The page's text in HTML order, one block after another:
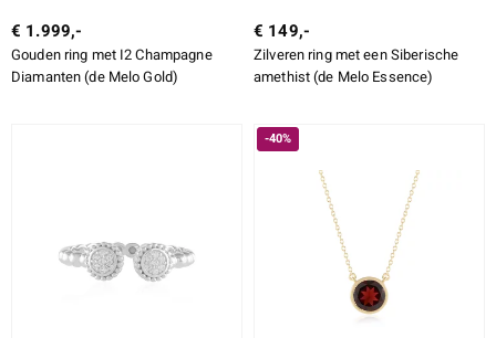
€ 1.999,-
Gouden ring met I2 Champagne
Diamanten (de Melo Gold)
€ 149,-
Zilveren ring met een Siberische
amethist (de Melo Essence)
-40%